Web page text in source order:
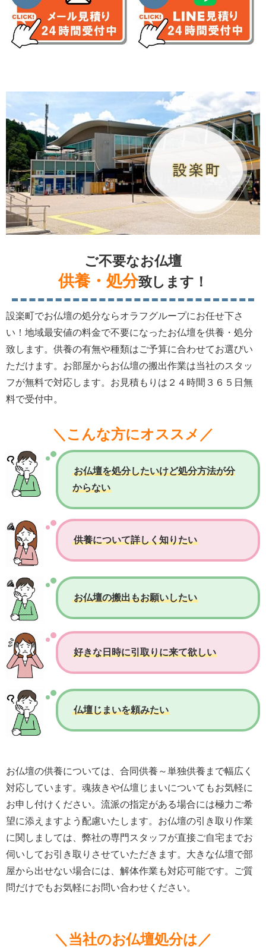
ご不要なお仏壇
供養・処分致します！
設楽町でお仏壇の処分ならオラフグループにお任せ下さ
い！地域最安値の料金で不要になったお仏壇を供養・処分
致します。供養の有無や種類はご予算に合わせてお選びい
ただけます。お部屋からお仏壇の搬出作業は当社のスタッ
フが無料で対応します。お見積もりは２４時間３６５日無
料で受付中。
＼こんな方にオススメ／
お仏壇を処分したいけど処分方法が分
からない
供養について詳しく知りたい
お仏壇の搬出もお願いしたい
好きな日時に引取りに来て欲しい
仏壇じまいを頼みたい
お仏壇の供養については、合同供養～単独供養まで幅広く
対応しています。魂抜きや仏壇じまいについてもお気軽に
お申し付けください。流派の指定がある場合には極力ご希
望に添えますよう配慮いたします。お仏壇の引き取り作業
に関しましては、弊社の専門スタッフが直接ご自宅までお
伺いしてお引き取りさせていただきます。大きな仏壇で部
屋から出せない場合には、解体作業も対応可能です。ご質
問だけでもお気軽にお問い合わせください。
＼当社のお仏壇処分は／